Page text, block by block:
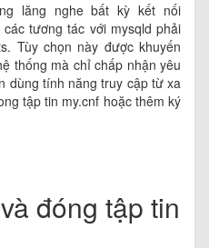
lăng nghe bất kỳ kết nối
tương tác với mysqld phải
Tùy chọn này được khuyến
thống mà chỉ chấp nhận yêu
dùng tính năng truy cập từ xa
tập tin my.cnf hoặc thêm ký
đóng tập tin